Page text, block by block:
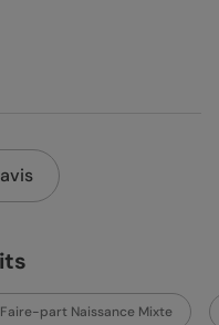
Faire-part Naissance Mixte